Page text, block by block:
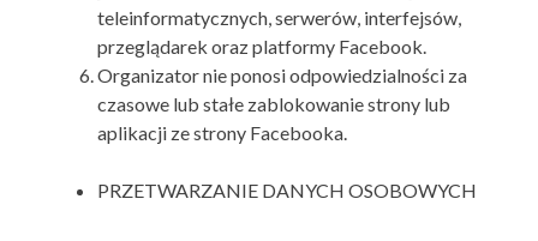
teleinformatycznych, serwerów, interfejsów,
przeglądarek oraz platformy Facebook.
Organizator nie ponosi odpowiedzialności za
czasowe lub stałe zablokowanie strony lub
aplikacji ze strony Facebooka.
PRZETWARZANIE DANYCH OSOBOWYCH